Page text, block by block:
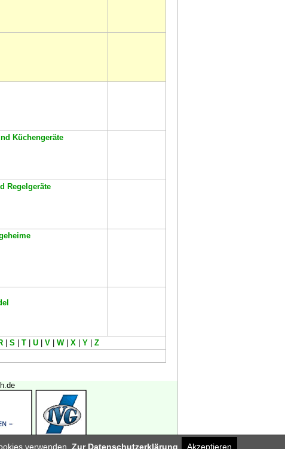
verwenden. Zur Datenschutzerklärung Akzeptieren
Küchengeräte
Regelgeräte
S T U V W| X Y
Z
KG